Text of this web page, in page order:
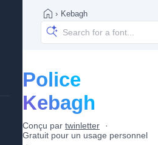
› Kebagh
Police
Kebagh
Conçu par twinletter
Gratuit pour un usage personnel